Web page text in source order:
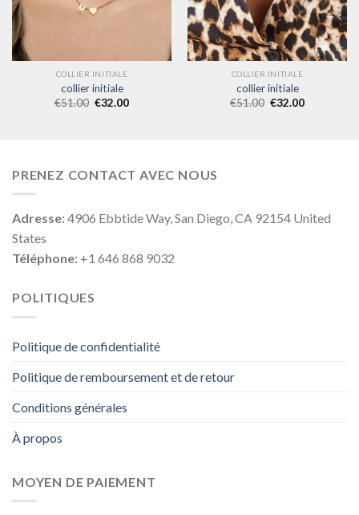
COLLIER INITIALE
collier initiale
€51.00 €32.00
COLLIER INITIALE
collier initiale
€51.00 €32.00
PRENEZ CONTACT AVEC NOUS
Adresse:4906 Ebbtide Way, San Diego, CA 92154 United
States
Téléphone: +1 646 868 9032
POLITIQUES
Politique de confidentialité
Politique de remboursement et de retour
Conditions générales
À propos
MOYEN DE PAIEMENT